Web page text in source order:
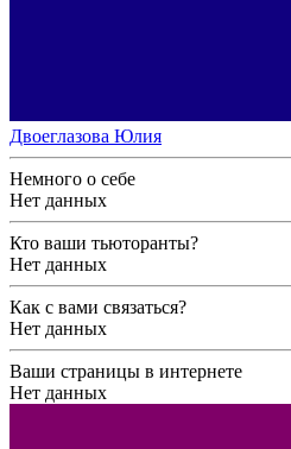
Двоеглазова Юлия
Немного о себе
Нет данных
Кто ваши тьюторанты?
Нет данных
Как с вами связаться?
Нет данных
Ваши страницы в интернете
Нет данных